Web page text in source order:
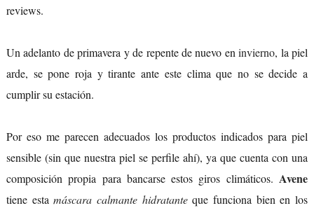
reviews.
Un adelanto de primavera y de repente de nuevo eninvierno, la piel
arde, se pone roja y tirante ante este clima que no se decide a
cumplir su estación.
Por eso me parecen adecuados los productos indicados para piel
sensible (sin que nuestra piel se perfile ahí), ya que cuenta con una
composición propia para bancarse estos giros climáticos.Avene
tiene estamáscara calmante hidratanteque funciona bien en los